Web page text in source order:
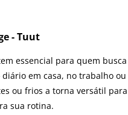
- Tuut
essencial para quem
em casa, no trabalho
ou frios a torna versátil
sua rotina.